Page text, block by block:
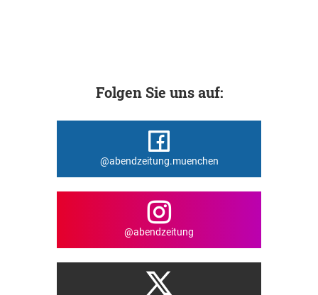
Folgen Sie uns auf:
@abendzeitung.muenchen
@abendzeitung